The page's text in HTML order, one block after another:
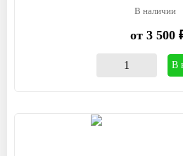
В наличии
от 3 500
В